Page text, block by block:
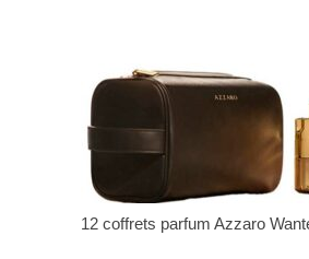
12 coffrets parfum Azzaro